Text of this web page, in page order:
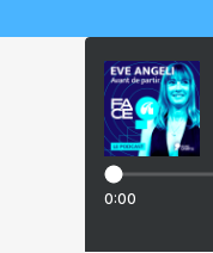
0:00